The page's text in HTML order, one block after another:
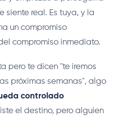
siente real. Es tuya, y la
un compromiso
compromiso inmediato.
pero te dicen "te iremos
próximas semanas", algo
controlado
el destino, pero alguien